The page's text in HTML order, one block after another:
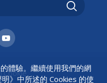
|Cookie
體驗。繼續使用我們的網
》中所述的 Cookies 的使